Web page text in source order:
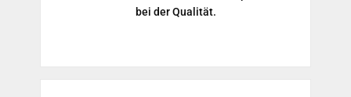
bei der Qualität.